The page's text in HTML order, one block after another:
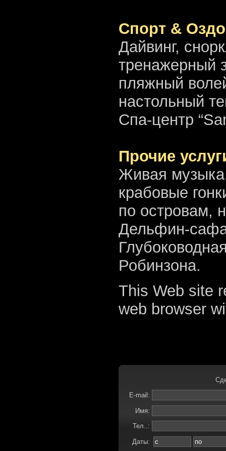
Спорт &
Дайвинг,
тренажерный
пляжный
настольный
Спа-центр
Прочие
Живая
крабовые
по островам,
Дельфин-
Робинзона.
This Web site
web browser
E-mail:
Имя:
Тел..:
Даты: